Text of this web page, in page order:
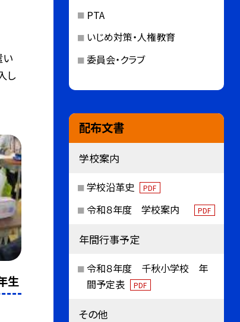
い
し
生
PTA
いじめ対策・人権教育
委員会・クラブ
配布文書
学校案内
学校沿革史 PDF
令和８年度 学校案内 PDF
年間行事予定
令和８年度 千秋小学校 年
間予定表
PDF
その他